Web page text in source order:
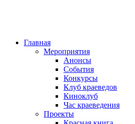
Главная
Мероприятия
Анонсы
События
Конкурсы
Клуб краеведов
Киноклуб
Час краеведения
Проекты